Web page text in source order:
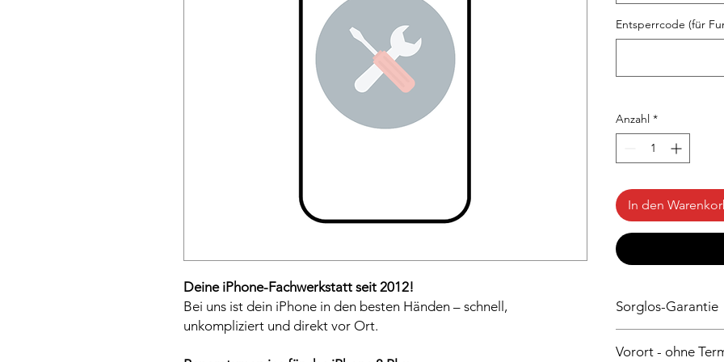
Deine iPhone-Fachwerkstatt seit 2012!
Bei uns ist dein iPhone in den besten Händen – schnell,
unkompliziert und direkt vor Ort.
Entsperrcode (für
Anzahl *
In den
Sorglos-Garantie
durchgeführte
Vorort - ohne